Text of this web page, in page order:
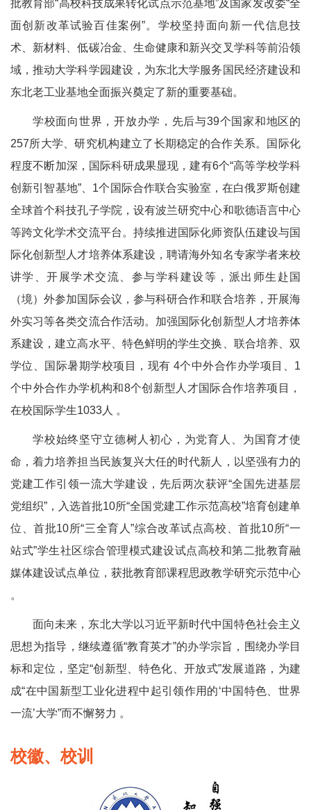
批教育部“高校科技成果转化试点示范基地”及国家发改委“全
面创新改革试验百佳案例”。学校坚持面向新一代信息技
术、新材料、低碳冶金、生命健康和新兴交叉学科等前沿领
域，推动大学科学园建设，为东北大学服务国民经济建设和
东北老工业基地全面振兴奠定了新的重要基础。
学校面向世界，开放办学，先后与39个国家和地区的
257所大学、研究机构建立了长期稳定的合作关系。国际化
程度不断加深，国际科研成果显现，建有6个“高等学校学科
创新引智基地”、1个国际合作联合实验室，在白俄罗斯创建
全球首个科技孔子学院，设有波兰研究中心和歌德语言中心
等跨文化学术交流平台。持续推进国际化师资队伍建设与国
际化创新型人才培养体系建设，聘请海外知名专家学者来校
讲学、开展学术交流、参与学科建设等，派出师生赴国
（境）外参加国际会议，参与科研合作和联合培养，开展海
外实习等各类交流合作活动。加强国际化创新型人才培养体
系建设，建立高水平、特色鲜明的学生交换、联合培养、双
学位、国际暑期学校项目，现有 4个中外合作办学项目、1
个中外合作办学机构和8个创新型人才国际合作培养项目，
在校国际学生1033人 。
学校始终坚守立德树人初心，为党育人、为国育才使
命，着力培养担当民族复兴大任的时代新人，以坚强有力的
党建工作引领一流大学建设，先后两次获评“全国先进基层
党组织”，入选首批10所“全国党建工作示范高校”培育创建单
位、首批10所“三全育人”综合改革试点高校、首批10所“一
站式”学生社区综合管理模式建设试点高校和第二批教育融
媒体建设试点单位，获批教育部课程思政教学研究示范中心
。
面向未来，东北大学以习近平新时代中国特色社会主义
思想为指导，继续遵循“教育英才”的办学宗旨，围绕办学目
标和定位，坚定“创新型、特色化、开放式”发展道路，为建
成“在中国新型工业化进程中起引领作用的‘中国特色、世界
一流’大学”而不懈努力 。
校徽、校训